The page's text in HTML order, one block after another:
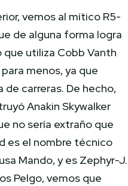
vemos al mítico R5-
de alguna forma logra
que utiliza Cobb Vanth
menos, ya que
de carreras. De hecho,
Anakin Skywalker
no sería extraño que
es el nombre técnico
Mando, y es Zephyr-J.
Pelgo, vemos que